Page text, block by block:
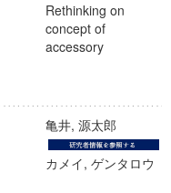
Rethinking on
concept of
accessory
亀井, 源太郎
カメイ, ゲンタロウ